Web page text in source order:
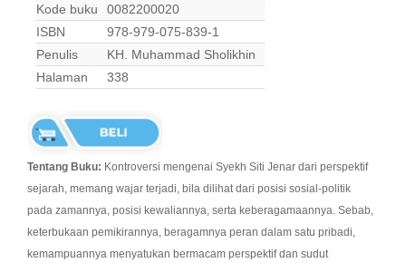
Kode buku
0082200020
ISBN
978-979-075-839-1
Penulis
KH. Muhammad Sholikhin
Halaman
338
Tentang Buku: Kontroversi mengenai Syekh Siti Jenar dari perspektif
sejarah, memang wajar terjadi, bila dilihat dari posisi sosial-politik
pada zamannya, posisi kewaliannya, serta keberagamaannya. Sebab,
keterbukaan pemikirannya, beragamnya peran dalam satu pribadi,
kemampuannya menyatukan bermacam perspektif dan sudut